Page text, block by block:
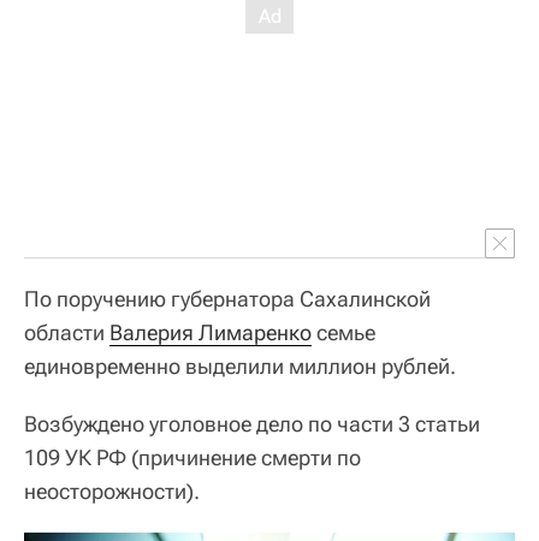
По поручению губернатора Сахалинской
области Валерия Лимаренкосемье
единовременно выделили миллион рублей.
Возбуждено уголовное дело по части 3 статьи
109 УК РФ (причинение смерти по
неосторожности).